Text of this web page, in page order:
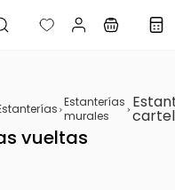
Estanterías
murales
vueltas